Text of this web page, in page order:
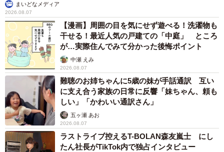
まいどなメディア
2026.08.07
【漫画】周囲の目を気にせず遊べる！洗濯物も
干せる！最近人気の戸建ての「中庭」 ところ
が…実際住んでみて分かった後悔ポイント
中瀬 えみ
2026.08.07
難聴のお姉ちゃんに5歳の妹が手話通訳 互い
に支え合う家族の日常に反響「妹ちゃん、頼も
しい」「かわいい通訳さん」
五ヶ瀬 あお
2026.08.07
ラストライブ控えるT-BOLAN森友嵐士 にし
たん社長がTikTok内で独占インタビュー